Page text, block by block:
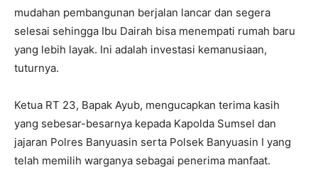
mudahan pembangunan berjalan lancar dan segera
selesai sehingga Ibu Dairah bisa menempati rumah baru
yang lebih layak. Ini adalah investasi kemanusiaan,
tuturnya.
Ketua RT 23, Bapak Ayub, mengucapkan terima kasih
yang sebesar-besarnya kepada Kapolda Sumsel dan
jajaran Polres Banyuasin serta Polsek Banyuasin I yang
telah memilih warganya sebagai penerima manfaat.